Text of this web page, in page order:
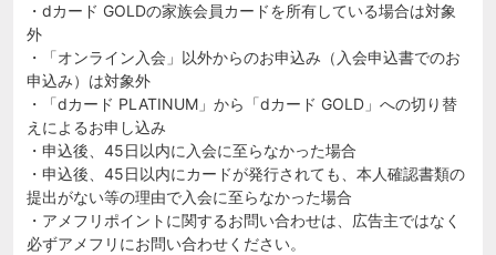
・dカード GOLDの家族会員カードを所有している場合は対象
外
・「オンライン入会」以外からのお申込み（入会申込書でのお
申込み）は対象外
・「dカード PLATINUM」から「dカード GOLD」への切り替
えによるお申し込み
・申込後、45日以内に入会に至らなかった場合
・申込後、45日以内にカードが発行されても、本人確認書類の
提出がない等の理由で入会に至らなかった場合
・アメフリポイントに関するお問い合わせは、広告主ではなく
必ずアメフリにお問い合わせください。